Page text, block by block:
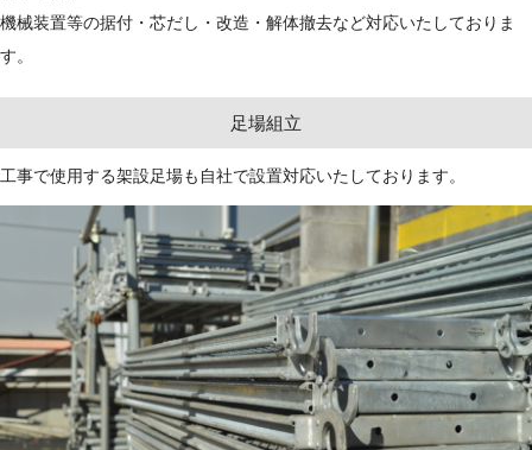
機械装置等の据付・芯だし・改造・解体撤去など対応いたしておりま
す。
足場組立
工事で使用する架設足場も自社で設置対応いたしております。